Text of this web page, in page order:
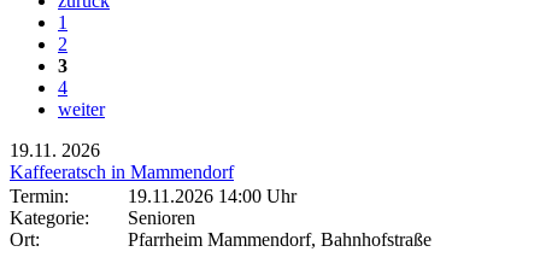
1
2
3
4
weiter
19.11. 2026
Kaffeeratsch in Mammendorf
Termin:
19.11.2026 14:00 Uhr
Kategorie:
Senioren
Ort:
Pfarrheim Mammendorf, Bahnhofstraße